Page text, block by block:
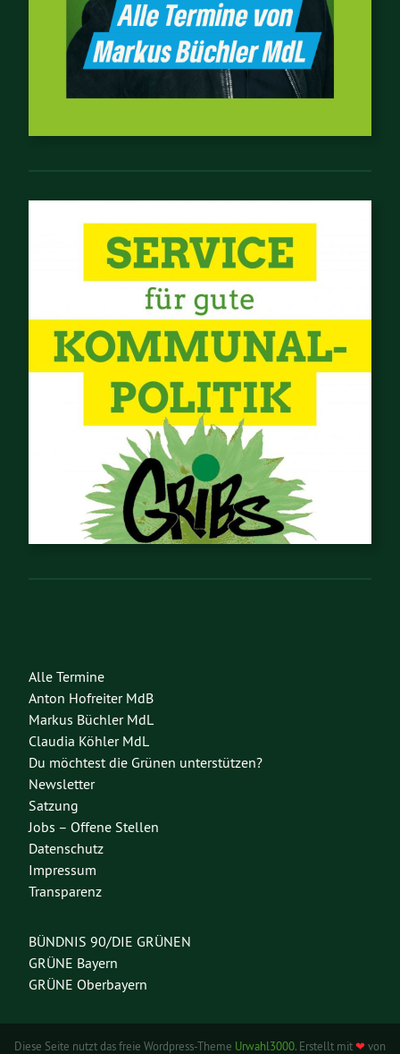
Alle Termine
Anton Hofreiter MdB
Markus Büchler MdL
Claudia Köhler MdL
Du möchtest die Grünen unterstützen?
Newsletter
Satzung
Jobs – Offene Stellen
Datenschutz
Impressum
Transparenz
BÜNDNIS 90/DIE GRÜNEN
GRÜNE Bayern
GRÜNE Oberbayern
Diese Seite nutzt das freie Wordpress-Theme Urwahl3000. Erstellt mit❤ von